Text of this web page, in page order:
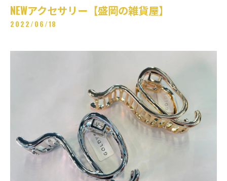
NEWアクセサリー【盛岡の雑貨屋】
2022/06/18